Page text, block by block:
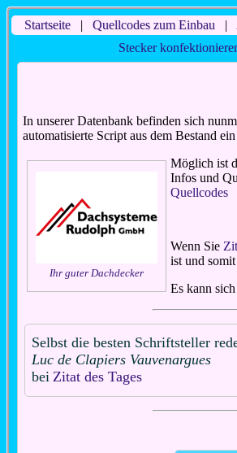
Startseite| Quellcodes zum Einbau |
Stecker
In unserer Datenbank befinden sich
automatisierte Script aus dem Bestand
Ihr guter Dachdecker
Möglich ist
Infos und
Quellcodes
Wenn Sie
ist und
Es kann
Selbst die besten Schriftsteller
Luc de Clapiers Vauvenargues
bei Zitat des Tages